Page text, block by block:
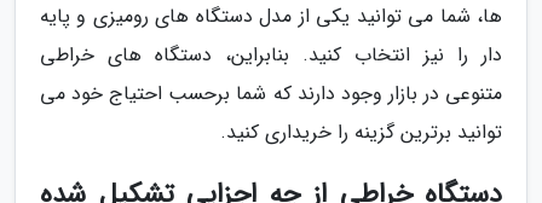
ها، شما می توانید یکی از مدل دستگاه های رومیزی و پایه
دار را نیز انتخاب کنید. بنابراین، دستگاه های خراطی
متنوعی در بازار وجود دارند که شما برحسب احتیاج خود می
توانید برترین گزینه را خریداری کنید.